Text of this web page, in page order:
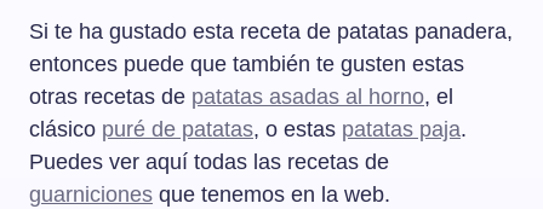
Si te ha gustado esta receta de patatas panadera,
entonces puede que también te gusten estas
otras recetas de patatas asadas al horno, el
clásico puré de patatas, o estas patatas paja.
Puedes ver aquí todas las recetas de
guarniciones que tenemos en la web.